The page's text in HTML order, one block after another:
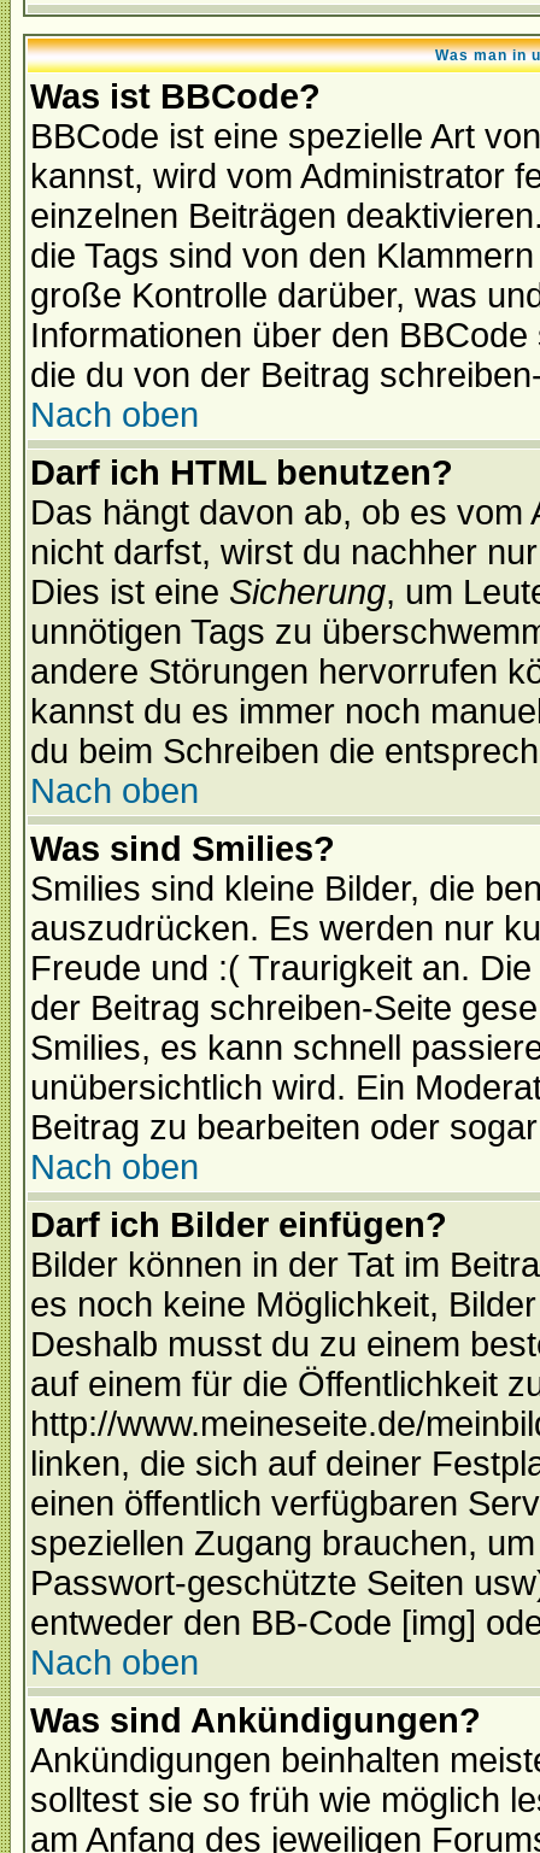
Was man in
Was ist BBCode?
BBCode ist eine spezielle Art
kannst, wird vom Administrator
einzelnen Beiträgen
die Tags sind von den
große Kontrolle darüber, was
Informationen über den
die du von der Beitrag
Nach oben
Darf ich HTML benutzen?
Das hängt davon ab, ob es
nicht darfst, wirst du nachher
Dies ist eine Sicherung, um
unnötigen Tags zu
andere Störungen hervorrufen
kannst du es immer noch
du beim Schreiben die
Nach oben
Was sind Smilies?
Smilies sind kleine Bilder, die
auszudrücken. Es werden nur
Freude und :( Traurigkeit an.
der Beitrag schreiben-Seite
Smilies, es kann schnell
unübersichtlich wird. Ein
Beitrag zu bearbeiten oder
Nach oben
Darf ich Bilder einfügen?
Bilder können in der Tat im
es noch keine Möglichkeit,
Deshalb musst du zu einem
auf einem für die Öffentlichkeit
http://www.meineseite.de/
linken, die sich auf deiner
einen öffentlich verfügbaren
speziellen Zugang brauchen,
Passwort-geschützte Seiten
entweder den BB-Code [img]
Nach oben
Was sind Ankündigungen?
Ankündigungen beinhalten
solltest sie so früh wie möglich
am Anfang des jeweiligen